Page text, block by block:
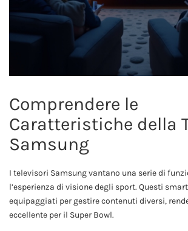
Comprendere le
Caratteristiche della
Samsung
I televisori Samsung vantano una serie di
l’esperienza di visione degli sport. Questi
equipaggiati per gestire contenuti diversi,
eccellente per il Super Bowl.